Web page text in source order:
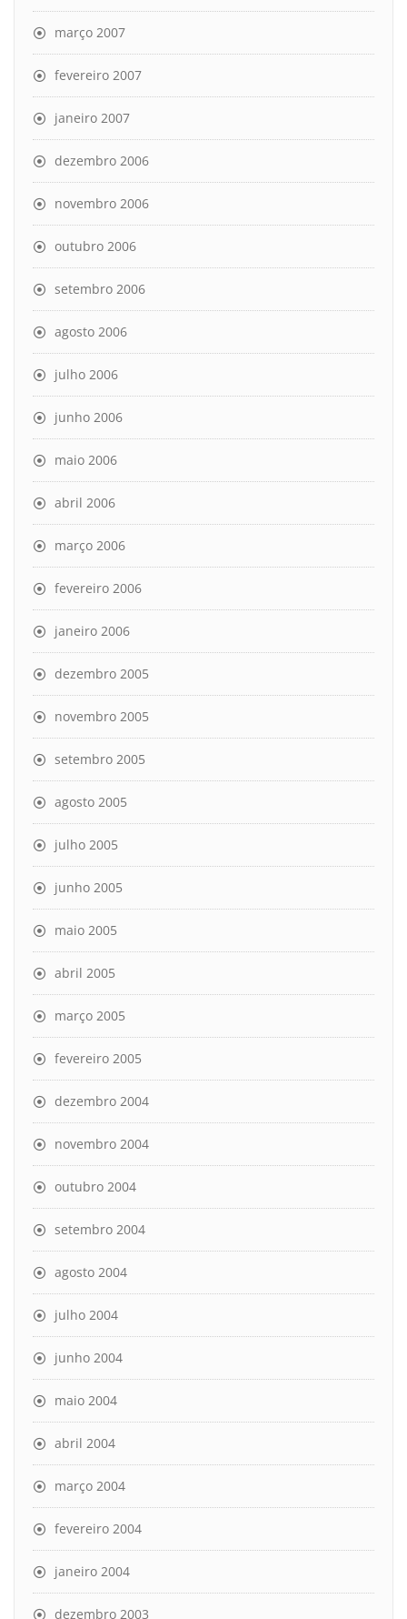
março 2007
fevereiro 2007
janeiro 2007
dezembro 2006
novembro 2006
outubro 2006
setembro 2006
agosto 2006
julho 2006
junho 2006
maio 2006
abril 2006
março 2006
fevereiro 2006
janeiro 2006
dezembro 2005
novembro 2005
setembro 2005
agosto 2005
julho 2005
junho 2005
maio 2005
abril 2005
março 2005
fevereiro 2005
dezembro 2004
novembro 2004
outubro 2004
setembro 2004
agosto 2004
julho 2004
junho 2004
maio 2004
abril 2004
março 2004
fevereiro 2004
janeiro 2004
dezembro 2003